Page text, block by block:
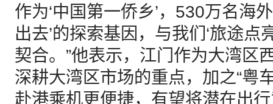
作为‘中国第一侨乡’，530万名海
出去’的探索基因，与我们‘旅途点
契合。”他表示，江门作为大湾区
深耕大湾区市场的重点，加之“粤
赴港乘机更便捷，有望将潜在出